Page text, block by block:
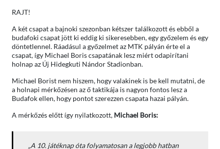
RAJT!
A két csapat a bajnoki szezonban kétszer találkozott és ebből a
budafoki csapat jött ki eddig ki sikeresebben, egy győzelem és egy
döntetlennel. Ráadásul a győzelmet az MTK pályán érte el a
csapat, így Michael Boris csapatának lesz miért odapirítani
holnap az Új Hidegkuti Nándor Stadionban.
Michael Borist nem hiszem, hogy valakinek is be kell mutatni, de
a holnapi mérkőzésen az ő taktikája is nagyon fontos lesz a
Budafok ellen, hogy pontot szerezzen csapata hazai pályán.
A mérkőzés előtt így nyilatkozott, Michael Boris:
„A 10. játéknap óta folyamatosan a legjobb hatban